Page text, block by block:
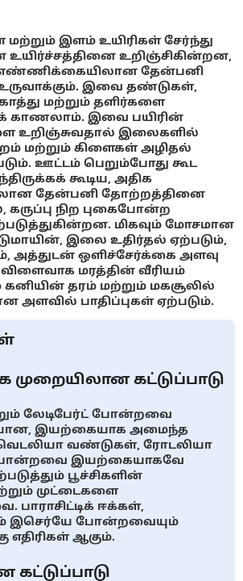
மற்றும் இளம் உயிரிகள் சேர்ந்து
உயிர்ச்சத்தினை உறிஞ்சிகின்றன,
எண்ணிக்கையிலான தேன்பனி
இவை தண்டுகள்,
மற்றும் தளிர்களை
காணலாம். இவை பயிரின்
உறிஞ்சுவதால் இலைகளில்
மற்றும் கிளைகள் அழிதல்
ஊட்டம் பெறும்போது கூட
கூடிய, அதிக
தேன்பனி தோற்றத்தினை
கருப்பு நிற புகைபோன்ற
மிகவும் மோசமான
இலை உதிர்தல் ஏற்படும்,
அத்துடன் ஒளிச்சேர்க்கை அளவு
மரத்தின் வீரியம்
கனியின் தரம் மற்றும் மகசூலில்
அளவில் பாதிப்புகள் ஏற்படும்.
கட்டுப்பாடு
லேடிபேர்ட் போன்றவை
இயற்கையாக அமைந்த
வெடலியா வண்டுகள், ரோடலியா
இயற்கையாகவே
பூச்சிகளின்
முட்டைகளை
ஈக்கள்,
இசெர்யே போன்றவையும்
எதிரிகள் ஆகும்.
கட்டுப்பாடு